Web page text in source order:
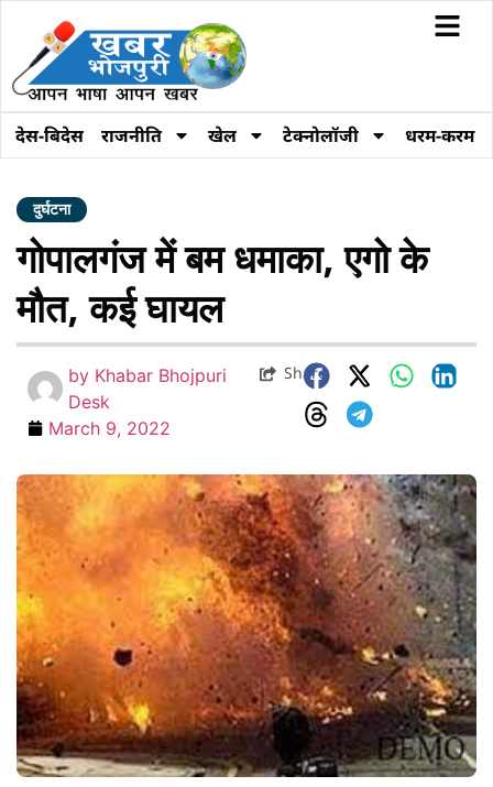
देस-बिदेस राजनीति खेल टेक्नोलॉजी धरम-करम
दुर्घटना
गोपालगंज में बम धमाका, एगो के
मौत, कई घायल
by Khabar Bhojpuri
Desk
March 9, 2022
Share